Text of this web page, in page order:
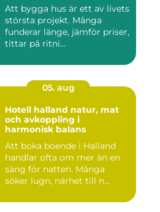
Att bygga hus är ett av livets
största projekt. Många
funderar länge, jämför priser,
tittar på ritni...
05. aug
Hotell halland natur, mat
och avkoppling i
harmonisk balans
Att boka boende i Halland
handlar ofta om mer än en
säng för natten. Många
söker lugn, närhet till n...